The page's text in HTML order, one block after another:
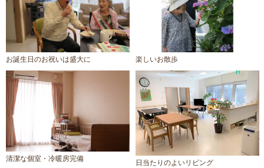
お誕生日のお祝いは盛大に 楽しいお散歩
清潔な個室・冷暖房完備
日当たりのよいリビング